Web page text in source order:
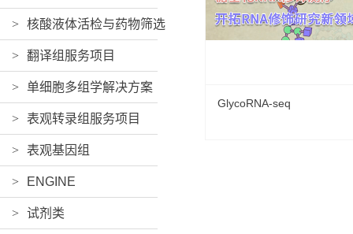
> 核酸液体活检与药物筛选
> 翻译组服务项目
> 单细胞多组学解决方案
> 表观转录组服务项目
> 表观基因组
> ENGINE
> 试剂类
GlycoRNA-seq